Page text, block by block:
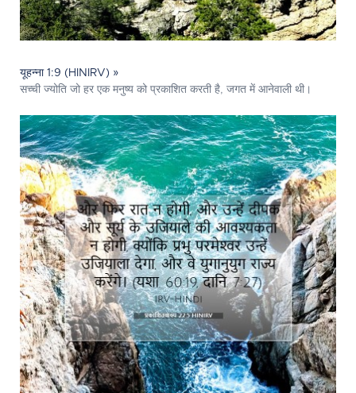
यूहन्ना 1:9 (HINIRV) »
सच्ची ज्योति जो हर एक मनुष्य को प्रकाशित करती है, जगत में आनेवाली थी।